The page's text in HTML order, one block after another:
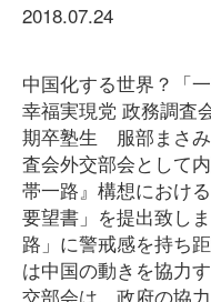
2018.07.24
中国化する世界？「
幸福実現党 政務調
期卒塾生 服部まさみ
査会外交部会として
帯一路』構想におけ
要望書」を提出致し
路」に警戒感を持ち
は中国の動きを協力
交部会は、政府の協